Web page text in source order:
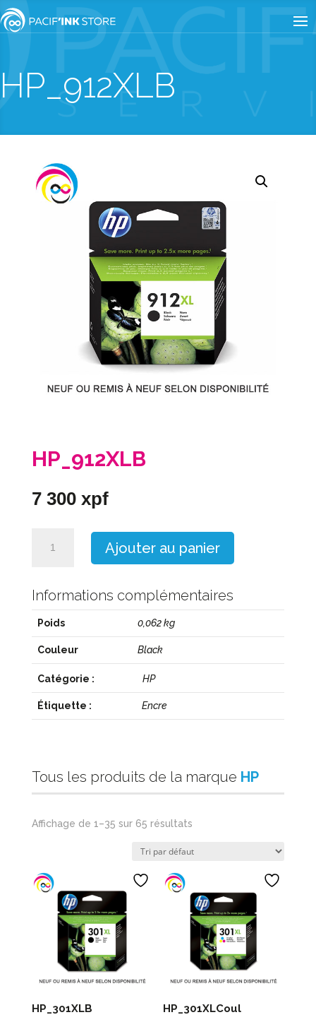
HP_912XLB
HP_912XLB
7 300 xpf
Ajouter au panier
Informations complémentaires
Poids 0,062 kg
Couleur Black
Catégorie : HP
Étiquette : Encre
Tous les produits de la marque HP
Affichage de 1–35 sur 65 résultats
HP_301XLB HP_301XLCoul